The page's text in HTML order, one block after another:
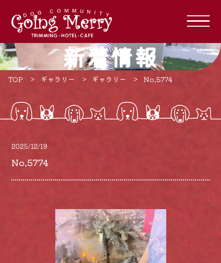
新着情報
TOP ギャラリー ギャラリー No.5774
2025/12/19
No.5774